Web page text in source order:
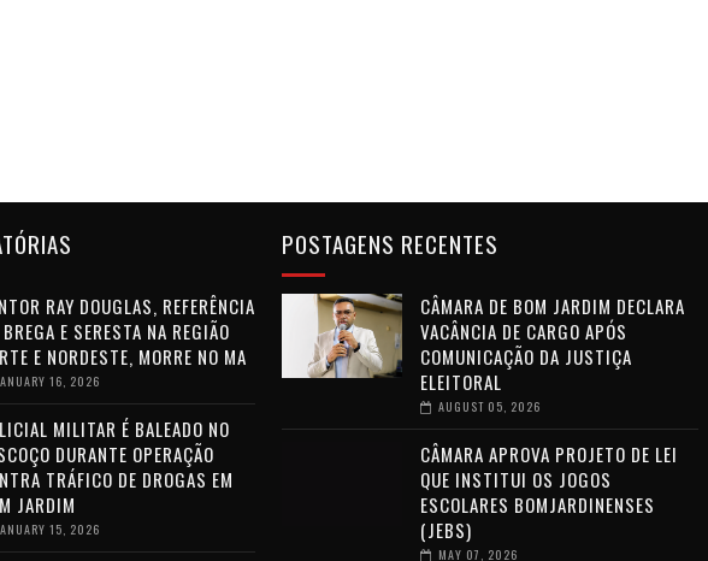
RAY DOUGLAS, REFERÊNCIA
E SERESTA NA REGIÃO
E NORDESTE, MORRE NO MA
16, 2026
MILITAR É BALEADO NO
DURANTE OPERAÇÃO
TRÁFICO DE DROGAS EM
JARDIM
15, 2026
POSTAGENS RECENTES
CÂMARA DE BOM JARDIM DECLARA
VACÂNCIA DE CARGO APÓS
COMUNICAÇÃO DA JUSTIÇA
ELEITORAL
AUGUST 05, 2026
CÂMARA APROVA PROJETO DE LEI
QUE INSTITUI OS JOGOS
ESCOLARES BOMJARDINENSES
(JEBS)
MAY 07, 2026